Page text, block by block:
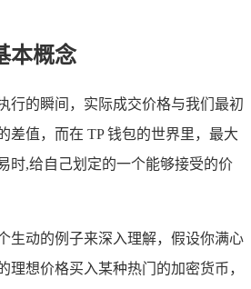
本概念
行的瞬间，实际成交价格与我们最初
差值，而在 TP 钱包的世界里，最大
时,给自己划定的一个能够接受的价
生动的例子来深入理解，假设你满心
理想价格买入某种热门的加密货币，